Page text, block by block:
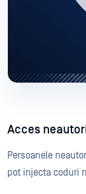
Acces
Persoanele
pot injecta coduri